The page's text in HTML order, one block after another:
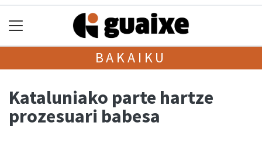
BAKAIKU
Kataluniako parte hartze
prozesuari babesa